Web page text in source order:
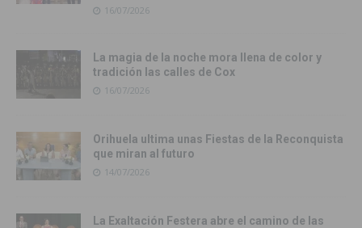
16/07/2026
La magia de la noche mora llena de color y
tradición las calles de Cox
16/07/2026
Orihuela ultima unas Fiestas de la Reconquista
que miran al futuro
14/07/2026
La Exaltación Festera abre el camino de las